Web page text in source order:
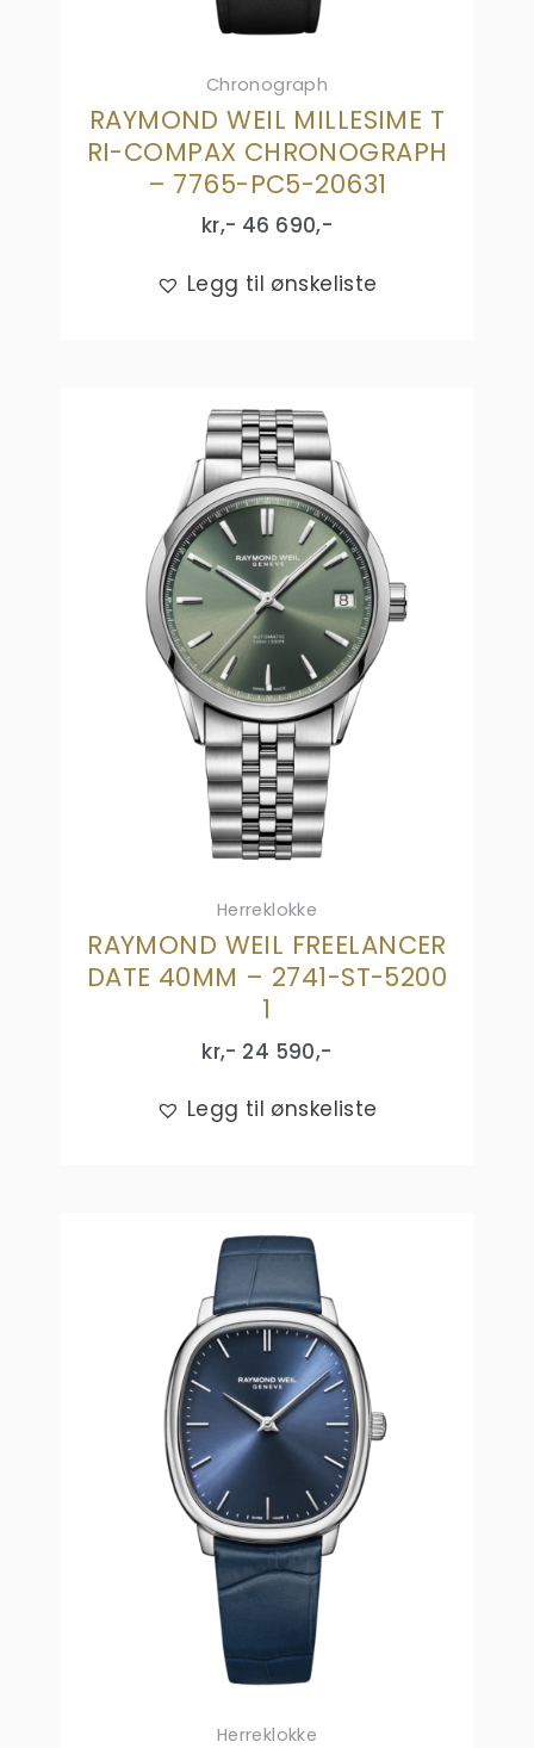
Chronograph
RAYMOND WEIL MILLESIME T
RI-COMPAX CHRONOGRAPH
– 7765-PC5-20631
kr,- 46 690,-
Legg til ønskeliste
Herreklokke
RAYMOND WEIL FREELANCER
DATE 40MM – 2741-ST-5200
1
kr,- 24 590,-
Legg til ønskeliste
Herreklokke